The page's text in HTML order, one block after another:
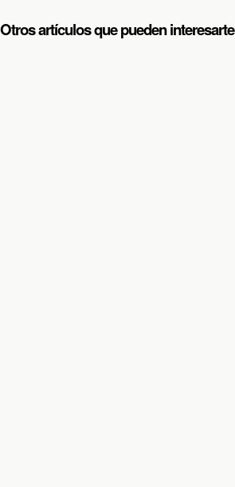
Otros artículos que pueden interesarte